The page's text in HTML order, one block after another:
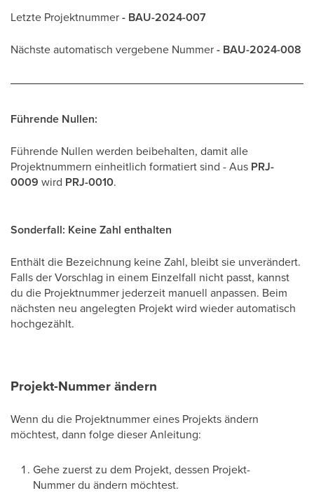
Letzte Projektnummer- BAU-2024-007
Nächste automatisch vergebene Nummer- BAU-2024-008
Führende Nullen:
Führende Nullen werden beibehalten, damit alle
Projektnummern einheitlich formatiert sind - Aus PRJ-
0009 wird PRJ-0010.
Sonderfall: Keine Zahl enthalten
Enthält die Bezeichnung keine Zahl, bleibt sie unverändert.
Falls der Vorschlag in einem Einzelfall nicht passt, kannst
du die Projektnummer jederzeit manuell anpassen. Beim
nächsten neu angelegten Projekt wird wieder automatisch
hochgezählt.
Projekt-Nummer ändern
Wenn du die Projektnummer eines Projekts ändern
möchtest, dann folge dieser Anleitung:
Gehe zuerst zu dem Projekt, dessen Projekt-
Nummer du ändern möchtest.